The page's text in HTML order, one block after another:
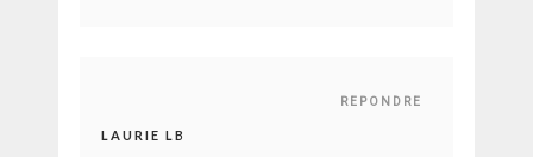
REPONDRE
LAURIE LB